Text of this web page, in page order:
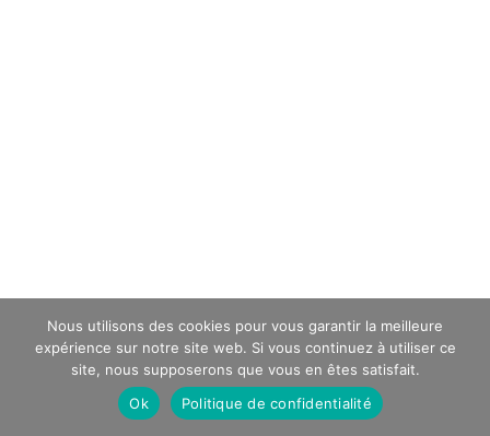
Nous utilisons des cookies pour vous garantir la meilleure
expérience sur notre site web. Si vous continuez à utiliser ce
site, nous supposerons que vous en êtes satisfait.
Ok
Politique de confidentialité